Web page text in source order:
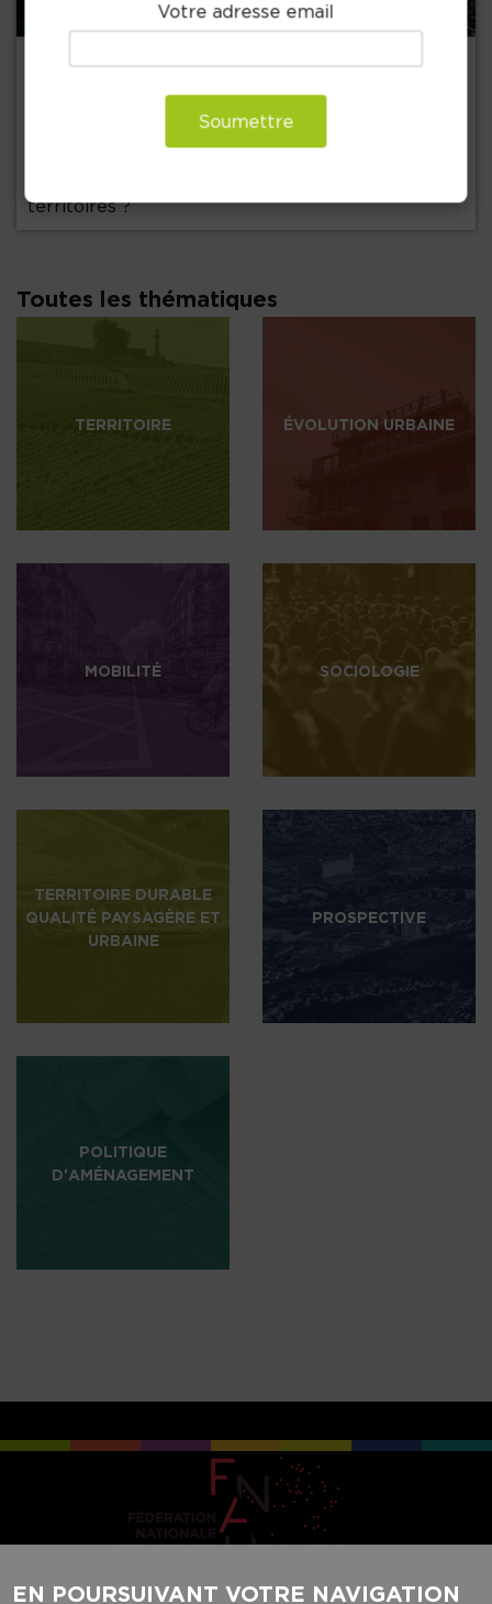
Précédent
territoires ?
Toutes les thématiques
TERRITOIRE ÉVOLUTION URBAINE
MOBILITÉ SOCIOLOGIE
TERRITOIRE DURABLE
QUALITÉ PAYSAGÈRE ET
URBAINE
PROSPECTIVE
POLITIQUE
D'AMÉNAGEMENT
EN POURSUIVANT VOTRE NAVIGATION
Votre adresse email
Soumettre